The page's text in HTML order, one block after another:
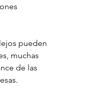
pueden
muchas
de las